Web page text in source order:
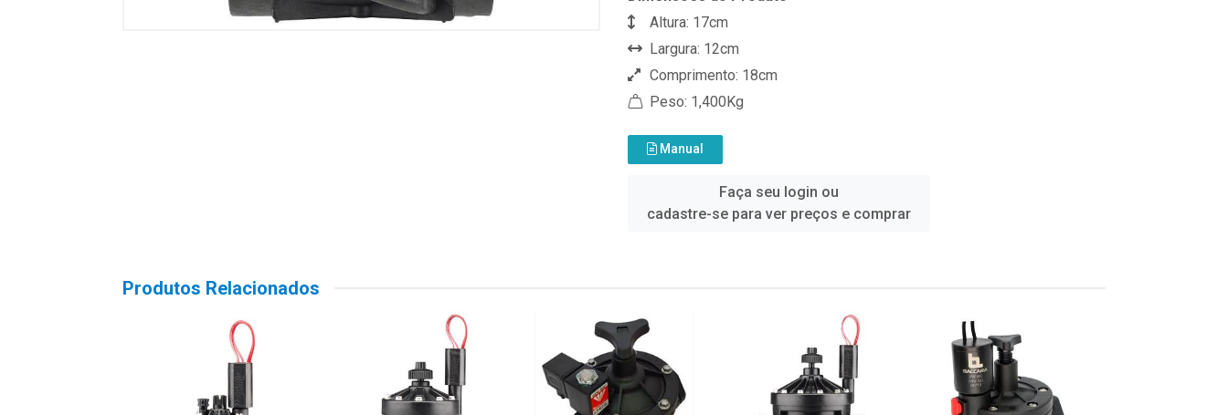
Altura: 17cm
Largura: 12cm
Comprimento: 18cm
Peso: 1,400Kg
Manual
Faça seu login ou
cadastre-se para ver preços e comprar
Produtos Relacionados